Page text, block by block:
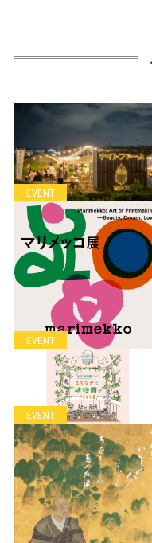
EVENT
EVENT
EVENT